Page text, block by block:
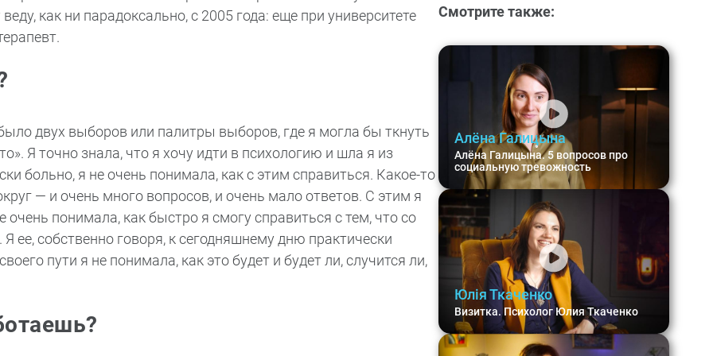
как ни парадоксально, с 2005 года: еще при университете
двух выборов или палитры выборов, где я могла бы ткнуть
Я точно знала, что я хочу идти в психологию и шла я из
больно, я не очень понимала, как с этим справиться. Какое-то
— и очень много вопросов, и очень мало ответов. С этим я
понимала, как быстро я смогу справиться с тем, что со
ее, собственно говоря, к сегодняшнему дню практически
пути я не понимала, как это будет и будет ли, случится ли,
Смотрите также:
Алёна Галицына
Алёна Галицына. 5 вопросов про
социальную тревожность
Юлія Ткаченко
Визитка. Психолог Юлия Ткаченко